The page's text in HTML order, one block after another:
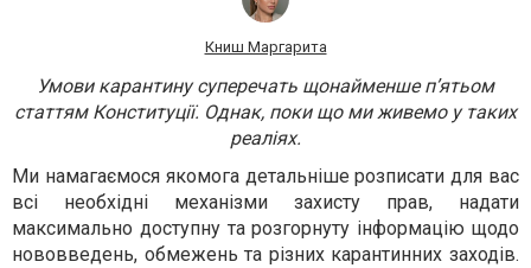
Книш Маргарита
Умови карантину суперечать щонайменше п’ятьом
статтям Конституції. Однак, поки що ми живемо у таких
реаліях.
Ми намагаємося якомога детальніше розписати для вас
всі необхідні механізми захисту прав, надати
максимально доступну та розгорнуту інформацію щодо
нововведень, обмежень та різних карантинних заходів.